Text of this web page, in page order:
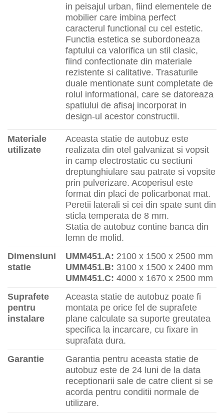
in peisajul urban, fiind elementele de
mobilier care imbina perfect
caracterul functional cu cel estetic.
Functia estetica se subordoneaza
faptului ca valorifica un stil clasic,
fiind confectionate din materiale
rezistente si calitative. Trasaturile
duale mentionate sunt completate de
rolul informational, care se datoreaza
spatiului de afisaj incorporat in
design-ul acestor constructii.
Materiale
utilizate
Aceasta statie de autobuz este
realizata din otel galvanizat si vopsit
in camp electrostatic cu sectiuni
dreptunghiulare sau patrate si vopsite
prin pulverizare. Acoperisul este
format din placi de policarbonat mat.
Peretii laterali si cei din spate sunt din
sticla temperata de 8 mm.
Statia de autobuz contine banca din
lemn de molid.
Dimensiuni
statie
UMM451.A: 2100 x 1500 x 2500 mm
UMM451.B: 3100 x 1500 x 2400 mm
UMM451.C: 4000 x 1670 x 2500 mm
Suprafete
pentru
instalare
Aceasta statie de autobuz poate fi
montata pe orice fel de suprafete
plane calculate sa suporte greutatea
specifica la incarcare, cu fixare in
suprafata dura.
Garantie
Garantia pentru aceasta statie de
autobuz este de 24 luni de la data
receptionarii sale de catre client si se
acorda pentru conditii normale de
utilizare.